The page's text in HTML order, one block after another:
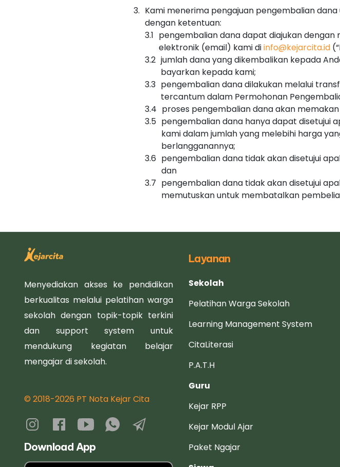
Kami menerima pengajuan pengembalian
dengan ketentuan:
pengembalian dana dapat diajukan
elektronik (email) kami diinfo@kejarcita.id
jumlah dana yang dikembalikan kepada
bayarkan kepada kami;
pengembalian dana dilakukan melalui
tercantum dalam Permohonan
proses pengembalian dana akan
pengembalian dana hanya dapat disetujui
kami dalam jumlah yang melebihi harga
berlangganannya;
pengembalian dana tidak akan disetujui
dan
pengembalian dana tidak akan disetujui
memutuskan untuk membatalkan
Menyediakan akses ke pendidikan
berkualitas melalui pelatihan warga
sekolah dengan topik-topik terkini
dan support system untuk
mendukung kegiatan belajar
mengajar di sekolah.
© 2018-2026 PT Nota Kejar Cita
Download App
Layanan
Sekolah
Pelatihan Warga Sekolah
Learning Management System
CitaLiterasi
P.A.T.H
Guru
Kejar RPP
Kejar Modul Ajar
Paket Ngajar